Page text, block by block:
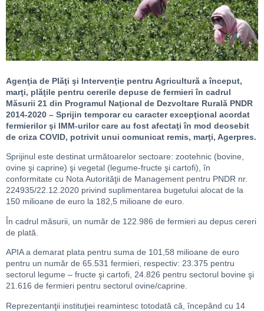
Agenţia de Plăţi şi Intervenţie pentru Agricultură a început,
marţi, plăţile pentru cererile depuse de fermieri în cadrul
Măsurii 21 din Programul Naţional de Dezvoltare Rurală PNDR
2014-2020 – Sprijin temporar cu caracter excepţional acordat
fermierilor şi IMM-urilor care au fost afectaţi în mod deosebit
de criza COVID, potrivit unui comunicat remis, marţi, Agerpres.
Sprijinul este destinat următoarelor sectoare: zootehnic (bovine,
ovine şi caprine) şi vegetal (legume-fructe şi cartofi), în
conformitate cu Nota Autorităţii de Management pentru PNDR nr.
224935/22.12.2020 privind suplimentarea bugetului alocat de la
150 milioane de euro la 182,5 milioane de euro.
În cadrul măsurii, un număr de 122.986 de fermieri au depus cereri
de plată.
APIA a demarat plata pentru suma de 101,58 milioane de euro
pentru un număr de 65.531 fermieri, respectiv: 23.375 pentru
sectorul legume – fructe şi cartofi, 24.826 pentru sectorul bovine şi
21.616 de fermieri pentru sectorul ovine/caprine.
Reprezentanţii instituţiei reamintesc totodată că, începând cu 14